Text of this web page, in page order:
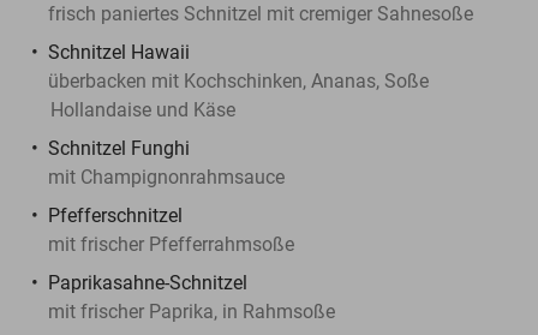
frisch paniertes Schnitzel mit cremiger Sahnesoße
Schnitzel Hawaii
überbacken mit Kochschinken, Ananas, Soße
Hollandaise und Käse
Schnitzel Funghi
mit Champignonrahmsauce
Pfefferschnitzel
mit frischer Pfefferrahmsoße
Paprikasahne-Schnitzel
mit frischer Paprika, in Rahmsoße